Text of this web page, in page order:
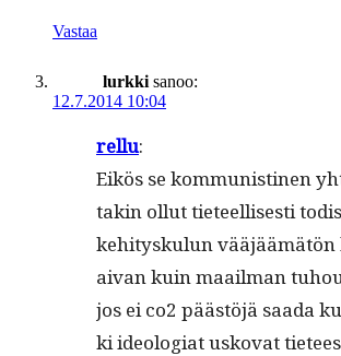
Vastaa
lurkki sanoo:
12.7.2014 10:04
rel­lu:
Eikös se kom­mu­nisti­nen
takin ollut tieteel­lis­es­ti
kehi­tysku­lun
aivan kuin maail­man
jos ei co2 päästöjä saa­da
ki ide­olo­giat usko­vat